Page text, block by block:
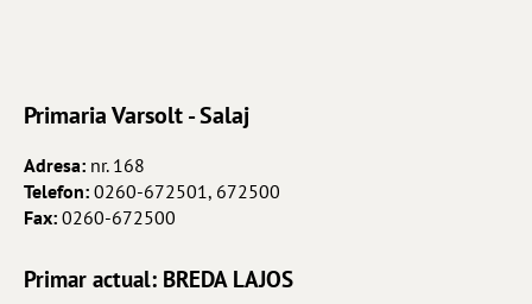
Primaria Varsolt - Salaj
Adresa: nr. 168
Telefon: 0260-672501, 672500
Fax: 0260-672500
Primar actual: BREDA LAJOS